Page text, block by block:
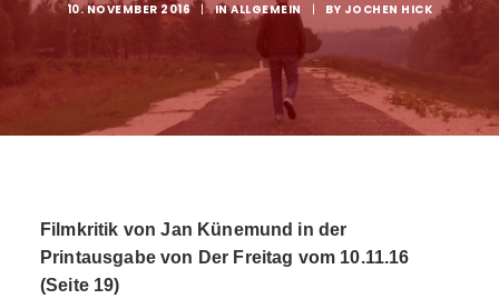
KINO/DVD & KONTAKT
10. NOVEMBER 2016 | INALLGEMEIN | BY JOCHEN HICK
Filmkritik von Jan Künemund in der
Printausgabe von Der Freitag vom 10.11.16
(Seite 19)